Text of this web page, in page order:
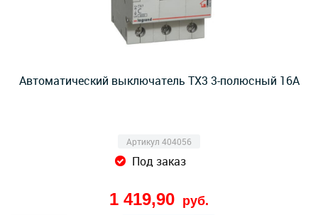
Автоматический выключатель TX3 3-полюсный 16А
Артикул 404056
Под заказ
1 419,90 руб.